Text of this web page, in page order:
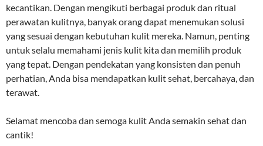
kecantikan. Dengan mengikuti berbagai produk dan ritual
perawatan kulitnya, banyak orang dapat menemukan solusi
yang sesuai dengan kebutuhan kulit mereka. Namun, penting
untuk selalu memahami jenis kulit kita dan memilih produk
yang tepat. Dengan pendekatan yang konsisten dan penuh
perhatian, Anda bisa mendapatkan kulit sehat, bercahaya, dan
terawat.
Selamat mencoba dan semoga kulit Anda semakin sehat dan
cantik!